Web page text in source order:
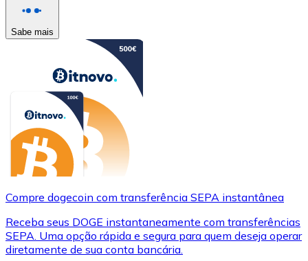
Sabe mais
Compre dogecoin com transferência SEPA instantânea
Receba seus DOGE instantaneamente com transferências
SEPA. Uma opção rápida e segura para quem deseja operar
diretamente de sua conta bancária.